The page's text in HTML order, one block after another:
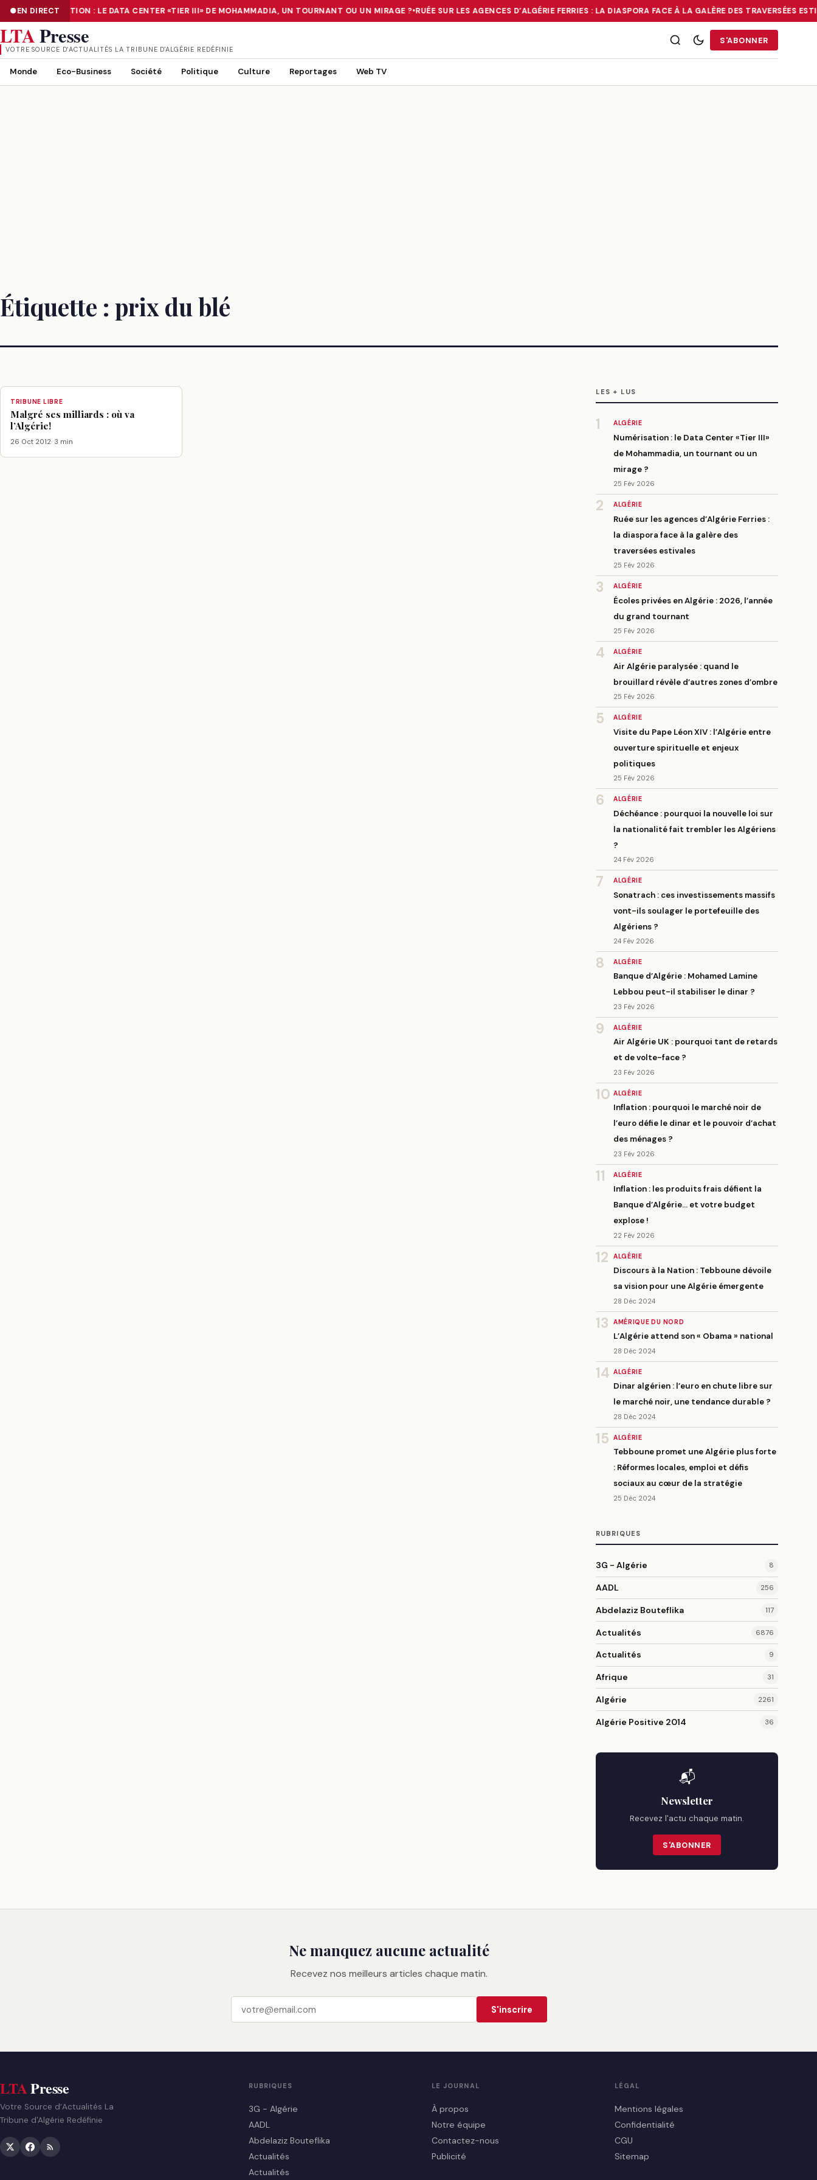
EN DIRECT
NUMÉRISATION : LE DATA CENTER «TIER III» DE MOHAMMADIA, UN TOURNANT OU UN MIRAGE ? •RUÉE SUR LES AGENCES D’ALGÉRIE FERRIES : LA DIASPORA FACE À LA GALÈRE DES TRAVERSÉES
NUMÉRISATION : LE DATA CENTER «TIER III» DE MOHAMMADIA, UN TOURNANT OU UN MIRAGE ?•RUÉE SUR LES AGENCES D’ALGÉRIE FERRIES : LA DIASPORA FACE À LA GALÈRE DES TRAVERSÉES
LTAPresse
VOTRE SOURCE D’ACTUALITÉS LA TRIBUNE D'ALGÉRIE REDÉFINIE
S'ABONNER
Monde Eco-Business Société Politique Culture Reportages Web TV
Étiquette : prix du blé
TRIBUNE LIBRE
Malgré ses milliards : où va
l’Algérie!
26 Oct 2012· 3 min
LES + LUS
1 ALGÉRIE
Numérisation : le Data Center «Tier III»
de Mohammadia, un tournant ou un
mirage ?
25 Fév 2026
2 ALGÉRIE
Ruée sur les agences d’Algérie Ferries :
la diaspora face à la galère des
traversées estivales
25 Fév 2026
3 ALGÉRIE
Écoles privées en Algérie : 2026, l’année
du grand tournant
25 Fév 2026
4 ALGÉRIE
Air Algérie paralysée : quand le
brouillard révèle d’autres zones d’ombre
25 Fév 2026
5 ALGÉRIE
Visite du Pape Léon XIV : l’Algérie entre
ouverture spirituelle et enjeux
politiques
25 Fév 2026
6 ALGÉRIE
Déchéance : pourquoi la nouvelle loi sur
la nationalité fait trembler les Algériens
?
24 Fév 2026
7 ALGÉRIE
Sonatrach : ces investissements massifs
vont-ils soulager le portefeuille des
Algériens ?
24 Fév 2026
8 ALGÉRIE
Banque d’Algérie : Mohamed Lamine
Lebbou peut-il stabiliser le dinar ?
23 Fév 2026
9 ALGÉRIE
Air Algérie UK : pourquoi tant de retards
et de volte-face ?
23 Fév 2026
10 ALGÉRIE
Inflation : pourquoi le marché noir de
l’euro défie le dinar et le pouvoir d’achat
des ménages ?
23 Fév 2026
11 ALGÉRIE
Inflation : les produits frais défient la
Banque d’Algérie… et votre budget
explose !
22 Fév 2026
12 ALGÉRIE
Discours à la Nation : Tebboune dévoile
sa vision pour une Algérie émergente
28 Déc 2024
13 AMÉRIQUE DU NORD
L’Algérie attend son « Obama » national
28 Déc 2024
14 ALGÉRIE
Dinar algérien : l’euro en chute libre sur
le marché noir, une tendance durable ?
28 Déc 2024
15 ALGÉRIE
Tebboune promet une Algérie plus forte
: Réformes locales, emploi et défis
sociaux au cœur de la stratégie
25 Déc 2024
RUBRIQUES
3G - Algérie 8
AADL 256
Abdelaziz Bouteflika 117
Actualités 6876
Actualités 9
Afrique 31
Algérie 2261
Algérie Positive 2014 36
📬
Newsletter
Recevez l'actu chaque matin.
S'ABONNER
Ne manquez aucune actualité
Recevez nos meilleurs articles chaque matin.
S'inscrire
LTAPresse
Votre Source d’Actualités La
Tribune d'Algérie Redéfinie
RUBRIQUES
3G - Algérie
AADL
Abdelaziz Bouteflika
Actualités
Actualités
LE JOURNAL
À propos
Notre équipe
Contactez-nous
Publicité
LÉGAL
Mentions légales
Confidentialité
CGU
Sitemap